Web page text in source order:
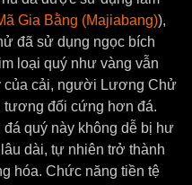
Gia Bằng (Majiabang)),
đã sử dụng ngọc bích
loại quý như vàng vẫn
của cải, người Lương Chử
tương đối cứng hơn đá.
quý này không dễ bị hư
dài, tự nhiên trở thành
hóa. Chức năng tiền tệ